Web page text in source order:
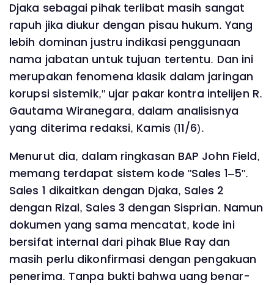
Djaka sebagai pihak terlibat masih sangat
rapuh jika diukur dengan pisau hukum. Yang
lebih dominan justru indikasi penggunaan
nama jabatan untuk tujuan tertentu. Dan ini
merupakan fenomena klasik dalam jaringan
korupsi sistemik," ujar pakar kontra intelijen R.
Gautama Wiranegara, dalam analisisnya
yang diterima redaksi, Kamis (11/6).
Menurut dia, dalam ringkasan BAP John Field,
memang terdapat sistem kode "Sales 1–5".
Sales 1 dikaitkan dengan Djaka, Sales 2
dengan Rizal, Sales 3 dengan Sisprian. Namun
dokumen yang sama mencatat, kode ini
bersifat internal dari pihak Blue Ray dan
masih perlu dikonfirmasi dengan pengakuan
penerima. Tanpa bukti bahwa uang benar-